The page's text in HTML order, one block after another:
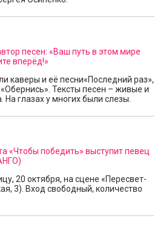
песен: «Ваш путь в этом мире
вперёд!»
каверы и её песни«Последний раз»,
Тексты песен – живые и
глазах у многих были слезы.
«Чтобы победить» выступит певец
20 октября, на сцене «Пересвет-
3). Вход свободный, количество